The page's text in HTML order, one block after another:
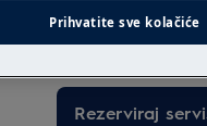
jedinstven plan
intervenciju po
Rezerviraj
Prihvatite sve kolačiće